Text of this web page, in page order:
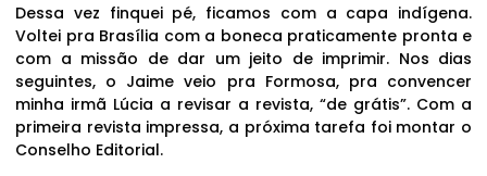
Dessa vez finquei pé, ficamos com a capa indígena.
Voltei pra Brasília com a boneca praticamente pronta e
com a missão de dar um jeito de imprimir. Nos dias
seguintes, o Jaime veio pra Formosa, pra convencer
minha irmã Lúcia a revisar a revista, “de grátis”. Com a
primeira revista impressa, a próxima tarefa foi montar o
Conselho Editorial.